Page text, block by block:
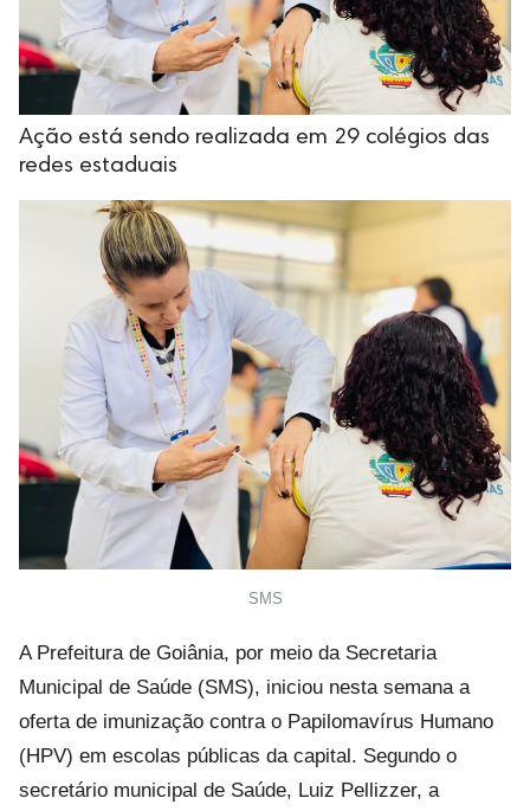
Ação está sendo realizada em 29 colégios das
redes estaduais
SMS
A Prefeitura de Goiânia, por meio da Secretaria
Municipal de Saúde (SMS), iniciou nesta semana a
oferta de imunização contra o Papilomavírus Humano
(HPV) em escolas públicas da capital. Segundo o
secretário municipal de Saúde, Luiz Pellizzer, a